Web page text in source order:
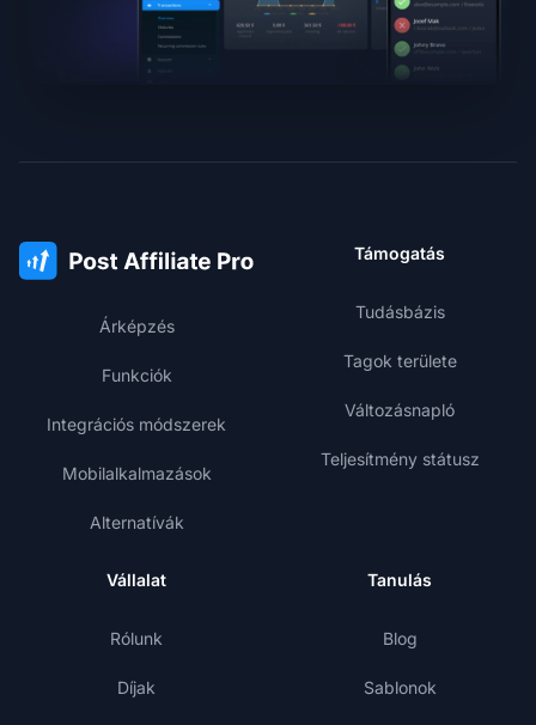
Árképzés
Funkciók
Integrációs módszerek
Mobilalkalmazások
Alternatívák
Támogatás
Tudásbázis
Tagok területe
Változásnapló
Teljesítmény státusz
Vállalat
Rólunk
Díjak
Tanulás
Blog
Sablonok